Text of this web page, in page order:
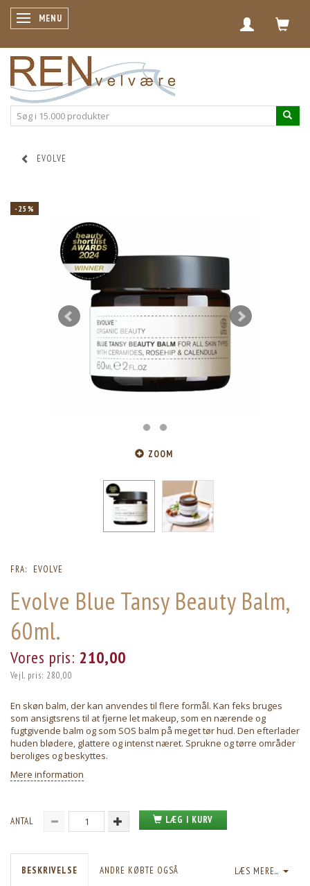
SKIFTE NAVIGATION
MENU
EVOLVE
-25%
ZOOM
FRA: EVOLVE
Evolve Blue Tansy Beauty Balm,
60ml.
Vores pris: 210,00
Vejl. pris: 280,00
En skøn balm, der kan anvendes til flere formål. Kan feks bruges
som ansigtsrens til at fjerne let makeup, som en nærende og
fugtgivende balm og som SOS balm på meget tør hud. Den efterlader
huden blødere, glattere og intenst næret. Sprukne og tørre områder
beroliges og beskyttes.
Mere information
ANTAL LÆG I KURV
LÆS MERE...
BESKRIVELSE ANDRE KØBTE OGSÅ